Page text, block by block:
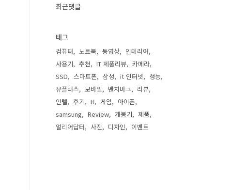
최근댓글
태그
컴퓨터 노트북 동영상
인테리어
사용기
추천 IT 제품리뷰
카메라
SSD
스마트폰 삼성 it 인터넷
성능
유플러스
모바일 벤치마크
리뷰
인텔
후기 It 게임
아이폰
samsung
Review 개봉기
제품
얼리어답터
사진 디자인 이벤트